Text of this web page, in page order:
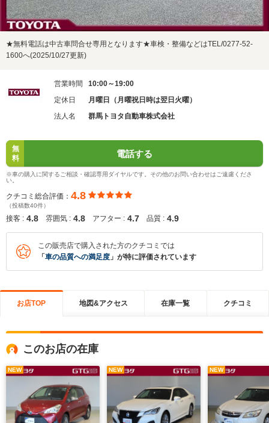
★無料電話は中古車問合せ専用となります★車検・整備などはTEL/0277‐52‐
1600へ(2025/10/27更新)
営業時間
10:00～19:00
定休日
月曜日（月曜祝日時は翌日火曜）
法人名
群馬トヨタ自動車株式会社
無
料
電話する
※車の購入に関するご相談・確認専用ダイヤルです。その他のお問い合わせはご遠慮くださ
い。
クチコミ総合評価： 4.8
（投稿数40件）
接客 : 4.8 雰囲気 : 4.8 アフター : 4.7 品質 : 4.9
この販売店で購入された方のクチコミでは
「 車の品質への満足度 」が特に評価されています
お店TOP 地図&アクセス 在庫一覧 クチコミ
このお店の在庫
NEW NEW NEW